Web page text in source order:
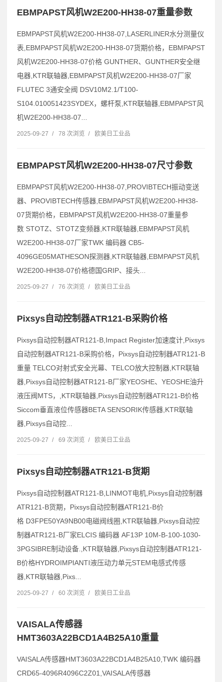
EBMPAPST风机W2E200-HH38-07重量参数
EBMPAPST风机W2E200-HH38-07,LASERLINER水分测量仪
表,EBMPAPST风机W2E200-HH38-07货期价格，EBMPAPST
风机W2E200-HH38-07价格 GUNTHER、GUNTHER安全继
电器,KTR联轴器,EBMPAPST风机W2E200-HH38-07厂家
FLUTEC 3通安全阀 DSV10M2.1/T100-
S104.010051423SYDEX，螺杆泵,KTR联轴器,EBMPAPST风
机W2E200-HH38-07...
2025-09-27 / 78 次浏览 / 欧美日工业品
EBMPAPST风机W2E200-HH38-07尺寸参数
EBMPAPST风机W2E200-HH38-07,PROVIBTECH振动变送
器、PROVIBTECH传感器,EBMPAPST风机W2E200-HH38-
07货期价格，EBMPAPST风机W2E200-HH38-07重量参
数 STOTZ、STOTZ变频器,KTR联轴器,EBMPAPST风机
W2E200-HH38-07厂家TWK 编码器 CB5-
4096GE05MATHESON探测器,KTR联轴器,EBMPAPST风机
W2E200-HH38-07价格德国GRIP、接头...
2025-09-27 / 76 次浏览 / 欧美日工业品
Pixsys自动控制器ATR121-B采购价格
Pixsys自动控制器ATR121-B,Impact Register加速度计,Pixsys
自动控制器ATR121-B采购价格，Pixsys自动控制器ATR121-B
重量 TELCO对射式安全光幕、TELCO放大控制器,KTR联轴
器,Pixsys自动控制器ATR121-B厂家YEOSHE、YEOSHE油升
液压阀MTS，,KTR联轴器,Pixsys自动控制器ATR121-B价格
Siccom垂直液位传感器BETA SENSORIK传感器,KTR联轴
器,Pixsys自动控...
2025-09-27 / 69 次浏览 / 欧美日工业品
Pixsys自动控制器ATR121-B货期
Pixsys自动控制器ATR121-B,LINMOT电机,Pixsys自动控制器
ATR121-B货期，Pixsys自动控制器ATR121-B价
格 D3FPE50YA9NB00电磁阀线圈,KTR联轴器,Pixsys自动控
制器ATR121-B厂家ELCIS 编码器 AF13P 10M-B-100-1030-
3PGSIBRE制动设备.,KTR联轴器,Pixsys自动控制器ATR121-
B价格HYDROIMPIANTI液压动力单元STEM电感式传感
器,KTR联轴器,Pixs...
2025-09-27 / 60 次浏览 / 欧美日工业品
VAISALA传感器
HMT3603A22BCD1A4B25A10重量
VAISALA传感器HMT3603A22BCD1A4B25A10,TWK 编码器
CRD65-4096R4096C2Z01,VAISALA传感器